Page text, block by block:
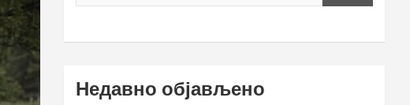
Недавно објављено